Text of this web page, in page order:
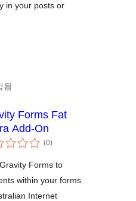
in your posts or
됨
Forms Fat
Add-On
(0전
체
점
)
Forms to
within your forms
Internet